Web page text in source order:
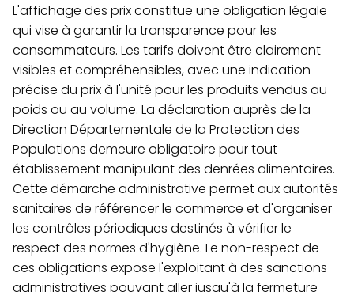
L'affichage des prix constitue une obligation légale
qui vise à garantir la transparence pour les
consommateurs. Les tarifs doivent être clairement
visibles et compréhensibles, avec une indication
précise du prix à l'unité pour les produits vendus au
poids ou au volume. La déclaration auprès de la
Direction Départementale de la Protection des
Populations demeure obligatoire pour tout
établissement manipulant des denrées alimentaires.
Cette démarche administrative permet aux autorités
sanitaires de référencer le commerce et d'organiser
les contrôles périodiques destinés à vérifier le
respect des normes d'hygiène. Le non-respect de
ces obligations expose l'exploitant à des sanctions
administratives pouvant aller jusqu'à la fermeture